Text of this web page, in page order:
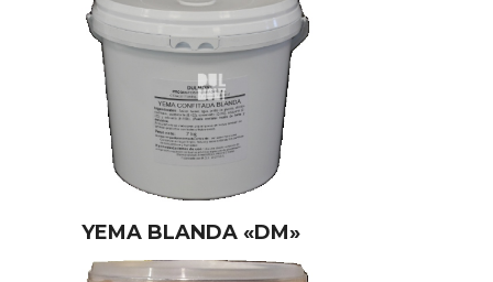
YEMA BLANDA «DM»